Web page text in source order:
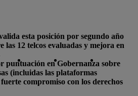
esta posición por segundo año
las 12 telcos evaluadas y mejora en
puntuación en Gobernanza sobre
(incluidas las plataformas
compromiso con los derechos